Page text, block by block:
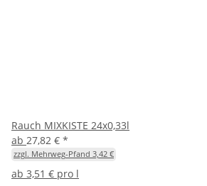
Rauch MIXKISTE 24x0,33l
ab 27,82 € *
zzgl. Mehrweg-Pfand 3,42 €
ab 3,51 € pro l